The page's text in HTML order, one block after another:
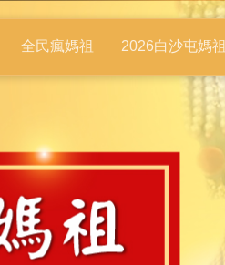
全民瘋媽祖 2026白沙屯媽祖